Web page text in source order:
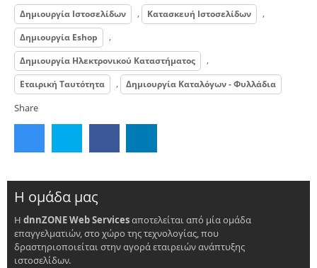
Δημιουργία Ιστοσελίδων , Κατασκευή Ιστοσελίδων ,
Δημιουργία Eshop ,
Δημιουργία Ηλεκτρονικού Καταστήματος ,
Εταιρική Ταυτότητα , Δημιουργία Καταλόγων - Φυλλάδια
Share
Η ομάδα μας
Η dnnZONE Web Servicesαποτελείται από μία ομάδα
επαγγελματιών, στο χώρο της τεχνολογίας, που
δραστηριοποιείται στην αγορά εταιρειών ανάπτυξης
ιστοσελίδων.